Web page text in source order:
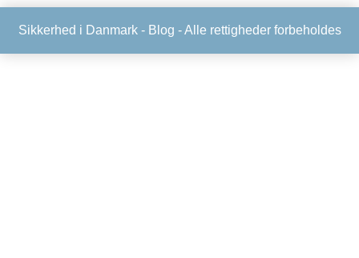
Sikkerhed i Danmark - Blog - Alle rettigheder forbeholdes